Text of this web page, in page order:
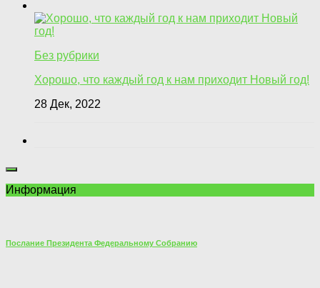
Без рубрики
Хорошо, что каждый год к нам приходит Новый год!
28 Дек, 2022
Информация
Послание Президента Федеральному Собранию